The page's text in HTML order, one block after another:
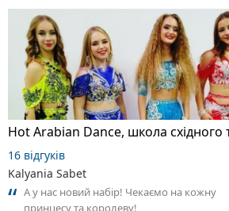
16 відгуків
Kalyania Sabet
А у нас новий набір! Чекаємо на кожну